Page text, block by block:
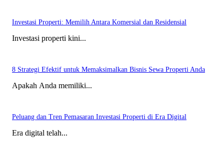
Investasi Properti: Memilih Antara Komersial dan Residensial
Investasi properti kini...
8 Strategi Efektif untuk Memaksimalkan Bisnis Sewa Properti Anda
Apakah Anda memiliki...
Peluang dan Tren Pemasaran Investasi Properti di Era Digital
Era digital telah...